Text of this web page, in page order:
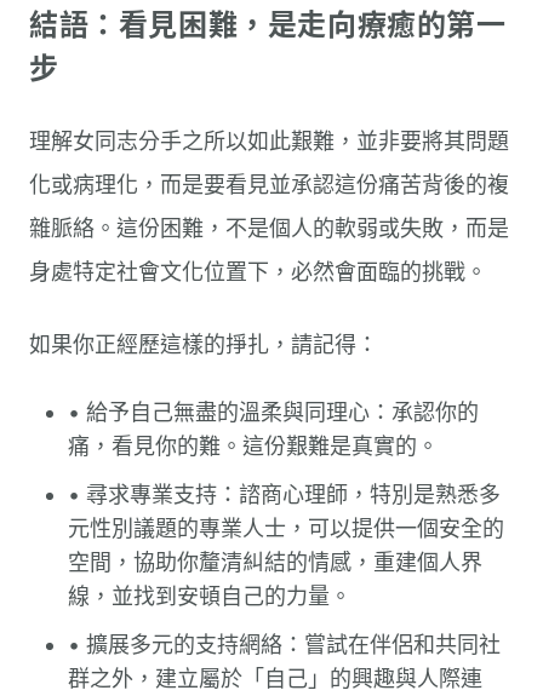
結語：看見困難，是走向療癒的第一
步
理解女同志分手之所以如此艱難，並非要將其問題
化或病理化，而是要看見並承認這份痛苦背後的複
雜脈絡。這份困難，不是個人的軟弱或失敗，而是
身處特定社會文化位置下，必然會面臨的挑戰。
如果你正經歷這樣的掙扎，請記得：
• 給予自己無盡的溫柔與同理心：承認你的
痛，看見你的難。這份艱難是真實的。
• 尋求專業支持：諮商心理師，特別是熟悉多
元性別議題的專業人士，可以提供一個安全的
空間，協助你釐清糾結的情感，重建個人界
線，並找到安頓自己的力量。
• 擴展多元的支持網絡：嘗試在伴侶和共同社
群之外，建立屬於「自己」的興趣與人際連